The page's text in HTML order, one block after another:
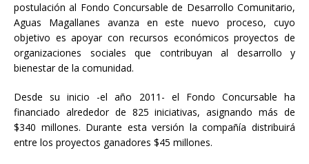
postulación al Fondo Concursable de Desarrollo Comunitario,
Aguas Magallanes avanza en este nuevo proceso, cuyo
objetivo es apoyar con recursos económicos proyectos de
organizaciones sociales que contribuyan al desarrollo y
bienestar de la comunidad.
Desde su inicio -el año 2011- el Fondo Concursable ha
financiado alrededor de 825 iniciativas, asignando más de
$340 millones. Durante esta versión la compañía distribuirá
entre los proyectos ganadores $45 millones.